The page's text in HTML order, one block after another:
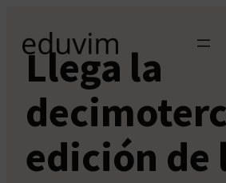
contenido
Llega la
edición de